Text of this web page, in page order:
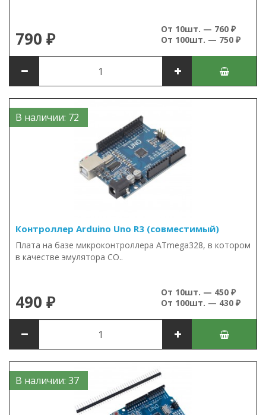
790 ₽
От 10шт. — 760 ₽
От 100шт. — 750 ₽
В наличии: 72
Контроллер Arduino Uno R3 (совместимый)
Плата на базе микроконтроллера ATmega328, в котором
в качестве эмулятора CO..
490 ₽
От 10шт. — 450 ₽
От 100шт. — 430 ₽
В наличии: 37